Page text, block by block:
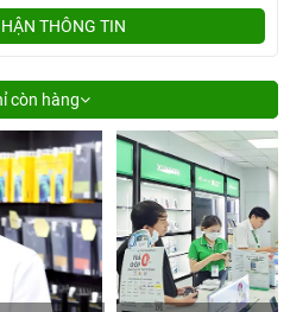
THÔNG TIN
còn hàng